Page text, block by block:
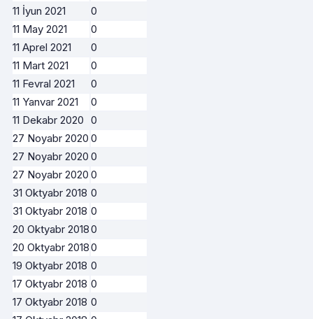
11 İyun 2021
0
11 May 2021
0
11 Aprel 2021
0
11 Mart 2021
0
11 Fevral 2021
0
11 Yanvar 2021
0
11 Dekabr 2020 0
27 Noyabr 2020 0
27 Noyabr 2020 0
27 Noyabr 2020 0
31 Oktyabr 2018 0
31 Oktyabr 2018 0
20 Oktyabr 20180
20 Oktyabr 20180
19 Oktyabr 2018 0
17 Oktyabr 2018 0
17 Oktyabr 2018 0